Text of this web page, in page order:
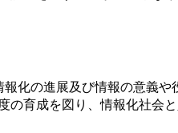
化の進展及び情報の意義
育成を図り、情報化社会